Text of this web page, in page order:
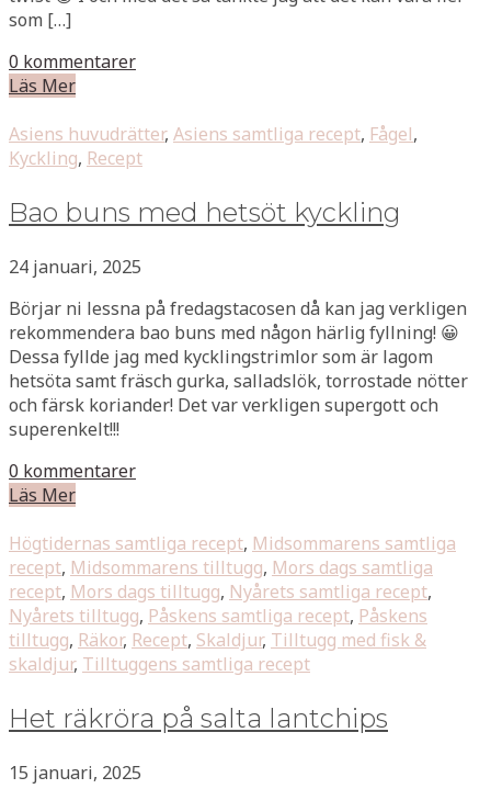
som […]
0 kommentarer
Läs Mer
Asiens huvudrätter, Asiens samtliga recept, Fågel,
Kyckling, Recept
Bao buns med hetsöt kyckling
24 januari, 2025
Börjar ni lessna på fredagstacosen då kan jag verkligen
rekommendera bao buns med någon härlig fyllning! 😀
Dessa fyllde jag med kycklingstrimlor som är lagom
hetsöta samt fräsch gurka, salladslök, torrostade nötter
och färsk koriander! Det var verkligen supergott och
superenkelt!!!
0 kommentarer
Läs Mer
Högtidernas samtliga recept, Midsommarens samtliga
recept, Midsommarens tilltugg, Mors dags samtliga
recept, Mors dags tilltugg, Nyårets samtliga recept,
Nyårets tilltugg, Påskens samtliga recept, Påskens
tilltugg, Räkor, Recept, Skaldjur, Tilltugg med fisk &
skaldjur, Tilltuggens samtliga recept
Het räkröra på salta lantchips
15 januari, 2025